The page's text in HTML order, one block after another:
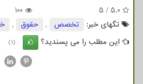
5.0
/
5
100
تگهای خبر:
تخصص , حقوق ,
این مطلب را می پسندید؟
(1)